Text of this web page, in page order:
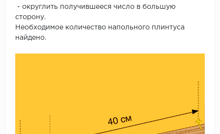
- округлить получившееся число в большую
сторону.
Необходимое количество напольного плинтуса
найдено.